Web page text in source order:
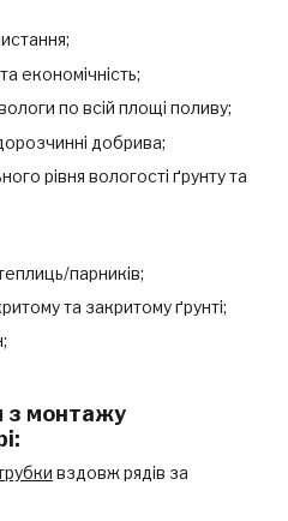
економічність;
по всій площі поливу;
добрива;
рівня вологості ґрунту та
парників;
та закритому ґрунті;
з монтажу
вздовж рядів за